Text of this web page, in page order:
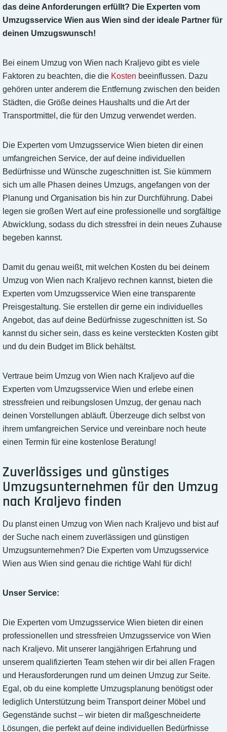
das deine Anforderungen erfüllt? Die Experten vom
Umzugsservice Wien aus Wien sind der ideale Partner für
deinen Umzugswunsch!
Bei einem Umzug von Wien nach Kraljevo gibt es viele
Faktoren zu beachten, die die Kosten beeinflussen. Dazu
gehören unter anderem die Entfernung zwischen den beiden
Städten, die Größe deines Haushalts und die Art der
Transportmittel, die für den Umzug verwendet werden.
Die Experten vom Umzugsservice Wien bieten dir einen
umfangreichen Service, der auf deine individuellen
Bedürfnisse und Wünsche zugeschnitten ist. Sie kümmern
sich um alle Phasen deines Umzugs, angefangen von der
Planung und Organisation bis hin zur Durchführung. Dabei
legen sie großen Wert auf eine professionelle und sorgfältige
Abwicklung, sodass du dich stressfrei in dein neues Zuhause
begeben kannst.
Damit du genau weißt, mit welchen Kosten du bei deinem
Umzug von Wien nach Kraljevo rechnen kannst, bieten die
Experten vom Umzugsservice Wien eine transparente
Preisgestaltung. Sie erstellen dir gerne ein individuelles
Angebot, das auf deine Bedürfnisse zugeschnitten ist. So
kannst du sicher sein, dass es keine versteckten Kosten gibt
und du dein Budget im Blick behältst.
Vertraue beim Umzug von Wien nach Kraljevo auf die
Experten vom Umzugsservice Wien und erlebe einen
stressfreien und reibungslosen Umzug, der genau nach
deinen Vorstellungen abläuft. Überzeuge dich selbst von
ihrem umfangreichen Service und vereinbare noch heute
einen Termin für eine kostenlose Beratung!
Zuverlässiges und günstiges
Umzugsunternehmen für den Umzug
nach Kraljevo finden
Du planst einen Umzug von Wien nach Kraljevo und bist auf
der Suche nach einem zuverlässigen und günstigen
Umzugsunternehmen? Die Experten vom Umzugsservice
Wien aus Wien sind genau die richtige Wahl für dich!
Unser Service:
Die Experten vom Umzugsservice Wien bieten dir einen
professionellen und stressfreien Umzugsservice von Wien
nach Kraljevo. Mit unserer langjährigen Erfahrung und
unserem qualifizierten Team stehen wir dir bei allen Fragen
und Herausforderungen rund um deinen Umzug zur Seite.
Egal, ob du eine komplette Umzugsplanung benötigst oder
lediglich Unterstützung beim Transport deiner Möbel und
Gegenstände suchst – wir bieten dir maßgeschneiderte
Lösungen, die perfekt auf deine individuellen Bedürfnisse